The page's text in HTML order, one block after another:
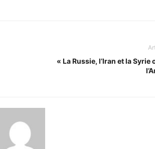
« La Russie, l’Iran et la Syrie